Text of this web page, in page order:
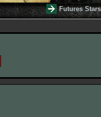
Futures Stars